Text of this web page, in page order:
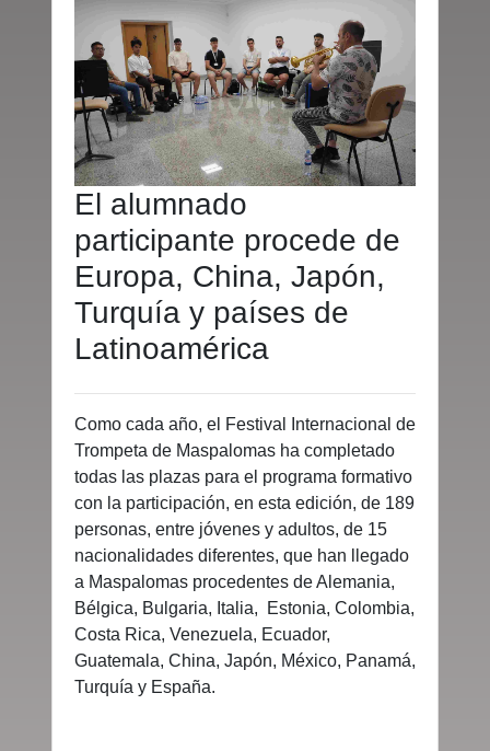
El alumnado
participante procede de
Europa, China, Japón,
Turquía y países de
Latinoamérica
Como cada año, el Festival Internacional de
Trompeta de Maspalomas ha completado
todas las plazas para el programa formativo
con la participación, en esta edición, de 189
personas, entre jóvenes y adultos, de 15
nacionalidades diferentes, que han llegado
a Maspalomas procedentes de Alemania,
Bélgica, Bulgaria, Italia, Estonia, Colombia,
Costa Rica, Venezuela, Ecuador,
Guatemala, China, Japón, México, Panamá,
Turquía y España.